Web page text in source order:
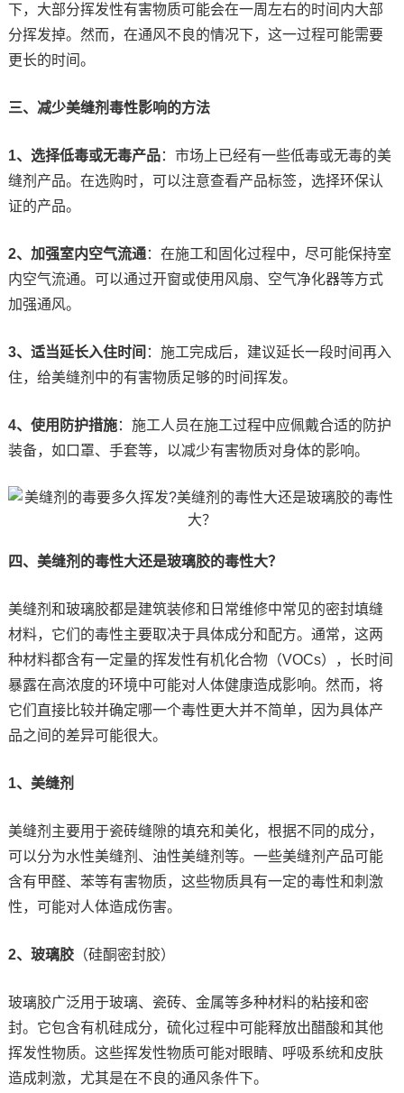
下，大部分挥发性有害物质可能会在一周左右的时间内大部
分挥发掉。然而，在通风不良的情况下，这一过程可能需要
更长的时间。
三、减少美缝剂毒性影响的方法
1、选择低毒或无毒产品：市场上已经有一些低毒或无毒的美
缝剂产品。在选购时，可以注意查看产品标签，选择环保认
证的产品。
2、加强室内空气流通：在施工和固化过程中，尽可能保持室
内空气流通。可以通过开窗或使用风扇、空气净化器等方式
加强通风。
3、适当延长入住时间 ：施工完成后，建议延长一段时间再入
住，给美缝剂中的有害物质足够的时间挥发。
4、使用防护措施：施工人员在施工过程中应佩戴合适的防护
装备，如口罩、手套等，以减少有害物质对身体的影响。
四、美缝剂的毒性大还是玻璃胶的毒性大？
美缝剂和玻璃胶都是建筑装修和日常维修中常见的密封填缝
材料，它们的毒性主要取决于具体成分和配方。通常，这两
种材料都含有一定量的挥发性有机化合物（VOCs），长时间
暴露在高浓度的环境中可能对人体健康造成影响。然而，将
它们直接比较并确定哪一个毒性更大并不简单，因为具体产
品之间的差异可能很大。
1、美缝剂
美缝剂主要用于瓷砖缝隙的填充和美化，根据不同的成分，
可以分为水性美缝剂、油性美缝剂等。一些美缝剂产品可能
含有甲醛、苯等有害物质，这些物质具有一定的毒性和刺激
性，可能对人体造成伤害。
2、玻璃胶（硅酮密封胶）
玻璃胶广泛用于玻璃、瓷砖、金属等多种材料的粘接和密
封。它包含有机硅成分，硫化过程中可能释放出醋酸和其他
挥发性物质。这些挥发性物质可能对眼睛、呼吸系统和皮肤
造成刺激，尤其是在不良的通风条件下。